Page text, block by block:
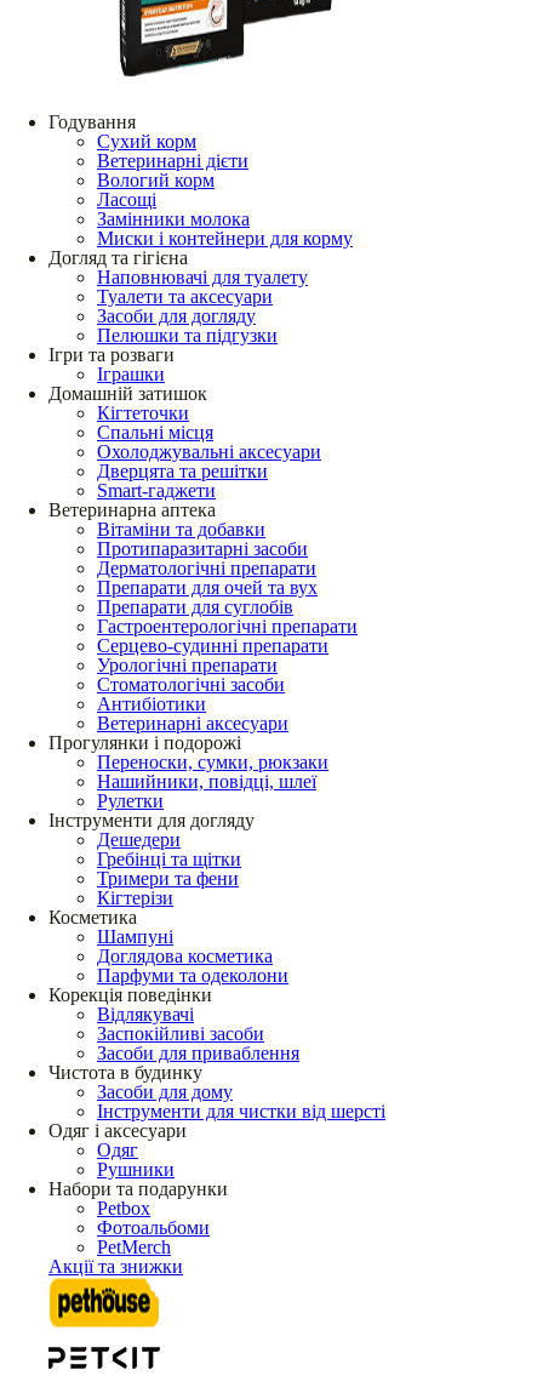
Годування
Сухий корм
Ветеринарні дієти
Вологий корм
Ласощі
Замінники молока
Миски і контейнери для корму
Догляд та гігієна
Наповнювачі для туалету
Туалети та аксесуари
Засоби для догляду
Пелюшки та підгузки
Ігри та розваги
Іграшки
Домашній затишок
Кігтеточки
Спальні місця
Охолоджувальні аксесуари
Дверцята та решітки
Smart-гаджети
Ветеринарна аптека
Вітаміни та добавки
Протипаразитарні засоби
Дерматологічні препарати
Препарати для очей та вух
Препарати для суглобів
Гастроентерологічні препарати
Серцево-судинні препарати
Урологічні препарати
Стоматологічні засоби
Антибіотики
Ветеринарні аксесуари
Прогулянки і подорожі
Переноски, сумки, рюкзаки
Нашийники, повідці, шлеї
Рулетки
Інструменти для догляду
Дешедери
Гребінці та щітки
Тримери та фени
Кігтерізи
Косметика
Шампуні
Доглядова косметика
Парфуми та одеколони
Корекція поведінки
Відлякувачі
Заспокійливі засоби
Засоби для приваблення
Чистота в будинку
Засоби для дому
Інструменти для чистки від шерсті
Одяг і аксесуари
Одяг
Рушники
Набори та подарунки
Petbox
Фотоальбоми
PetMerch
Акції та знижки